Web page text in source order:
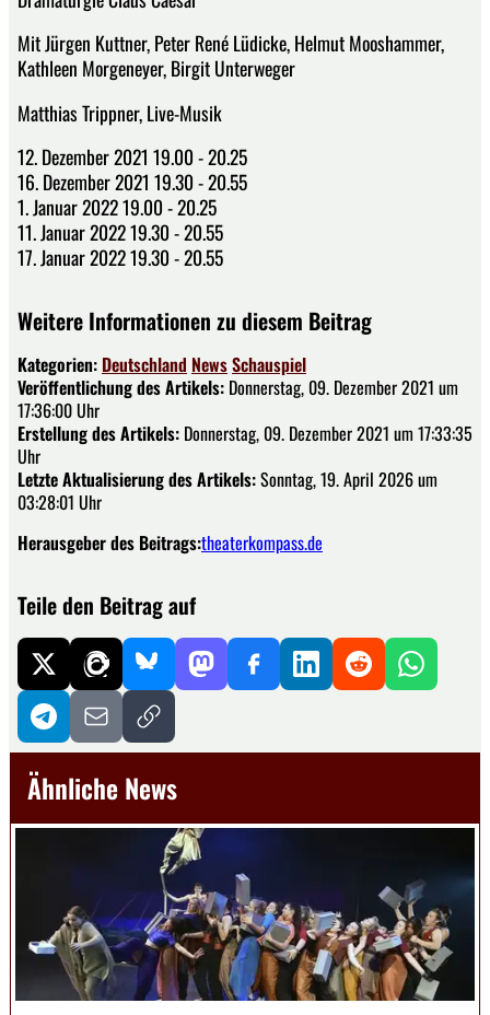
Mit Jürgen Kuttner, Peter René Lüdicke, Helmut Mooshammer,
Kathleen Morgeneyer, Birgit Unterweger
Matthias Trippner, Live-Musik
12. Dezember 2021 19.00 - 20.25
16. Dezember 2021 19.30 - 20.55
1. Januar 2022 19.00 - 20.25
11. Januar 2022 19.30 - 20.55
17. Januar 2022 19.30 - 20.55
Weitere Informationen zu diesem Beitrag
Kategorien: Deutschland NewsSchauspiel
Veröffentlichung des Artikels: Donnerstag, 09. Dezember 2021 um
17:36:00 Uhr
Erstellung des Artikels: Donnerstag, 09. Dezember 2021 um 17:33:35
Uhr
Letzte Aktualisierung des Artikels:Sonntag, 19. April 2026 um
03:28:01 Uhr
Herausgeber des Beitrags:theaterkompass.de
Teile den Beitrag auf
Ähnliche News